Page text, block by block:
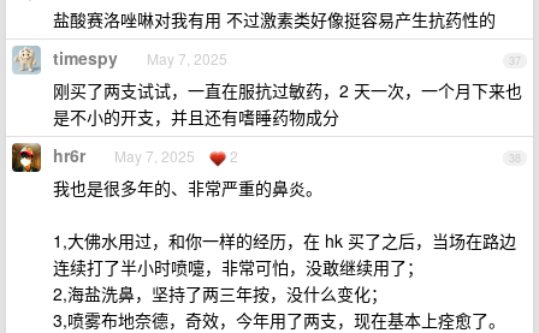
盐酸赛洛唑啉对我有用 不过激素类好像挺容易产生抗药性的
37
timespy May 7, 2025
刚买了两支试试，一直在服抗过敏药，2 天一次，一个月下来也
是不小的开支，并且还有嗜睡药物成分
38
hr6r May 7, 2025 2
我也是很多年的、非常严重的鼻炎。
1,大佛水用过，和你一样的经历，在 hk 买了之后，当场在路边
连续打了半小时喷嚏，非常可怕，没敢继续用了；
2,海盐洗鼻，坚持了两三年按，没什么变化；
3,喷雾布地奈德，奇效，今年用了两支，现在基本上痊愈了。